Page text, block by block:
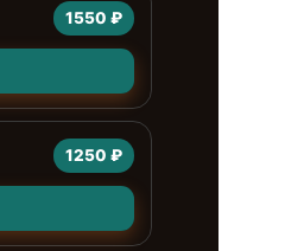
1550 ₽
1250 ₽